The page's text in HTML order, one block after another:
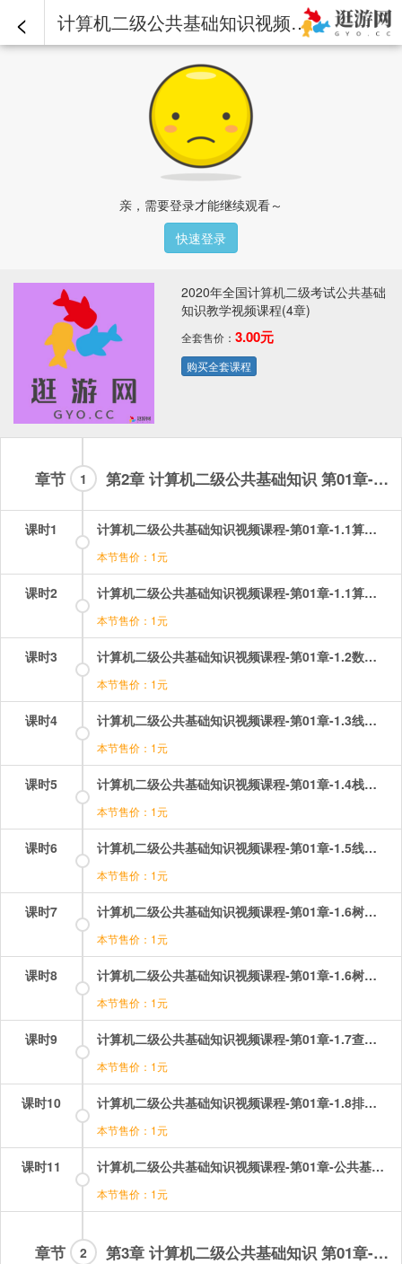
< 计算机二级公共基础知识视频课程-第01章-操作：算法的相关考题.mp4 - 2020年全国计算机二级考试公共基础知识教学视频课程(4章)
亲，需要登录才能继续观看～
快速登录
2020年全国计算机二级考试公共基础
知识教学视频课程(4章)
全套售价： 3.00元
购买全套课程
章节 第2章 计算机二级公共基础知识 第01章-试看章节
1
课时1 计算机二级公共基础知识视频课程-第01章-1.1算法（1）.mp4
本节售价：1元
课时2 计算机二级公共基础知识视频课程-第01章-1.1算法（2）.mp4
本节售价：1元
课时3 计算机二级公共基础知识视频课程-第01章-1.2数据结构的基本概念.mp4
本节售价：1元
课时4 计算机二级公共基础知识视频课程-第01章-1.3线性表及其顺序存储结构.mp4
本节售价：1元
课时5 计算机二级公共基础知识视频课程-第01章-1.4栈和队列.mp4
本节售价：1元
课时6 计算机二级公共基础知识视频课程-第01章-1.5线性链表.mp4
本节售价：1元
课时7 计算机二级公共基础知识视频课程-第01章-1.6树和二叉树（1）.mp4
本节售价：1元
课时8 计算机二级公共基础知识视频课程-第01章-1.6树和二叉树（2）.mp4
本节售价：1元
课时9 计算机二级公共基础知识视频课程-第01章-1.7查找技术.mp4
本节售价：1元
课时10 计算机二级公共基础知识视频课程-第01章-1.8排序技术.mp4
本节售价：1元
课时11 计算机二级公共基础知识视频课程-第01章-公共基础考纲及课程介绍.mp4
本节售价：1元
章节 第3章 计算机二级公共基础知识 第01章-会员章节
2